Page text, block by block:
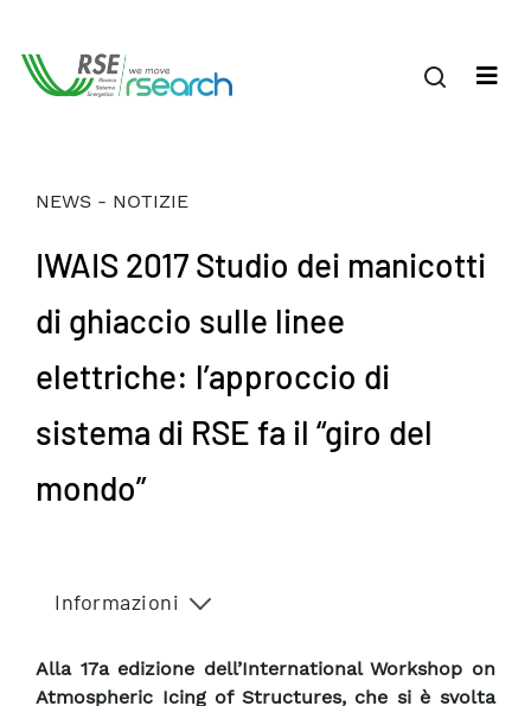
NEWS - NOTIZIE
IWAIS 2017 Studio dei manicotti
di ghiaccio sulle linee
elettriche: l’approccio di
sistema di RSE fa il “giro del
mondo”
Informazioni
Alla 17a edizione dell’International Workshop on
Atmospheric Icing of Structures, che si è svolta